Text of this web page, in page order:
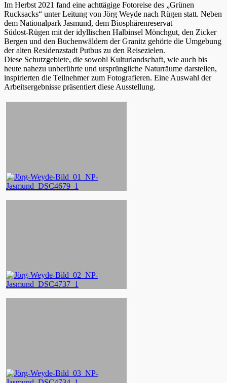
Im Herbst 2021 fand eine achttägige Fotoreise des „Grünen
Rucksacks“ unter Leitung von Jörg Weyde nach Rügen statt. Neben
dem Nationalpark Jasmund, dem Biosphärenreservat
Südost-Rügen mit der idyllischen Halbinsel Mönchgut, den Zicker
Bergen und den Buchenwäldern der Granitz gehörte die Umgebung
der alten Residenzstadt Putbus zu den Reisezielen.
Diese Schutzgebiete, die sowohl Kulturlandschaft, wie auch bis
heute nahezu unberührte und ursprüngliche Naturräume darstellen,
inspirierten die Teilnehmer zum Fotografieren. Eine Auswahl der
Arbeitsergebnisse präsentiert diese Ausstellung.